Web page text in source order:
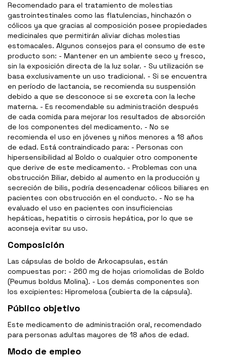
Recomendado para el tratamiento de molestias
gastrointestinales como las flatulencias, hinchazón o
cólicos ya que gracias al composición posee propiedades
medicinales que permitirán aliviar dichas molestias
estomacales. Algunos consejos para el consumo de este
producto son: - Mantener en un ambiente seco y fresco,
sin la exposición directa de la luz solar. - Su utilización se
basa exclusivamente un uso tradicional. - Si se encuentra
en período de lactancia, se recomienda su suspensión
debido a que se desconoce si se excreta con la leche
materna. - Es recomendable su administración después
de cada comida para mejorar los resultados de absorción
de los componentes del medicamento. - No se
recomienda el uso en jóvenes y niños menores a 18 años
de edad. Está contraindicado para: - Personas con
hipersensibilidad al Boldo o cualquier otro componente
que derive de este medicamento. - Problemas con una
obstrucción Biliar, debido al aumento en la producción y
secreción de bilis, podría desencadenar cólicos biliares en
pacientes con obstrucción en el conducto. - No se ha
evaluado el uso en pacientes con insuficiencias
hepáticas, hepatitis o cirrosis hepática, por lo que se
aconseja evitar su uso.
Composición
Las cápsulas de boldo de Arkocapsulas, están
compuestas por: - 260 mg de hojas criomolidas de Boldo
(Peumus boldus Molina). - Los demás componentes son
los excipientes: Hipromelosa (cubierta de la cápsula).
Público objetivo
Este medicamento de administración oral, recomendado
para personas adultas mayores de 18 años de edad.
Modo de empleo